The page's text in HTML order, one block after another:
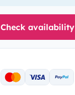
Check availability